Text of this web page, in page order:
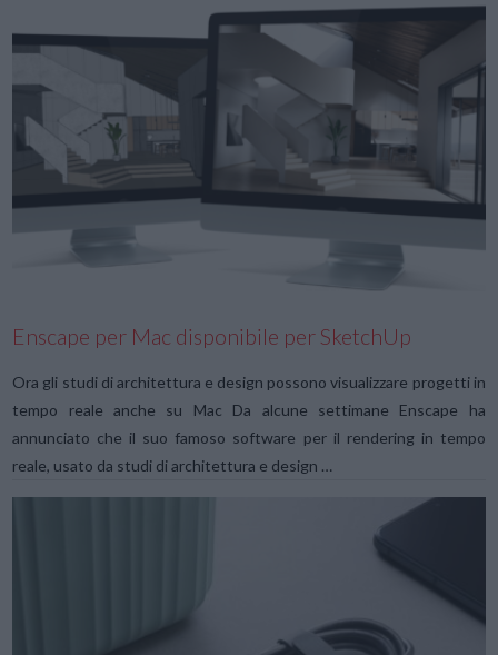
Enscape per Mac disponibile per SketchUp
Ora gli studi di architettura e design possono visualizzare progetti in
tempo reale anche su Mac Da alcune settimane Enscape ha
annunciato che il suo famoso software per il rendering in tempo
reale, usato da studi di architettura e design …